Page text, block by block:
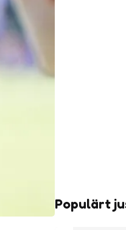
Populärt